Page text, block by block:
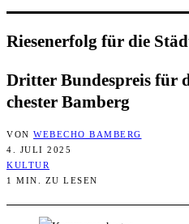
Rie­sen­er­folg für die
Drit­ter Bun­des­preis für
ches­ter Bamberg
VON WEBECHO BAMBERG
4. JULI 2025
KULTUR
1 MIN. ZU LESEN